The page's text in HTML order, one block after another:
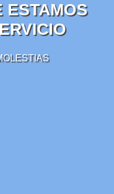
ESTAMOS